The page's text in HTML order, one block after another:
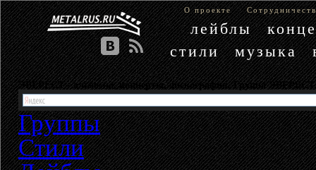
О проекте
лейблы
стили
музыка
ЭВЕРЕСТ - альбомы, концерты, дискография. Группа ЭВЕРЕСТ
Группы
Стили